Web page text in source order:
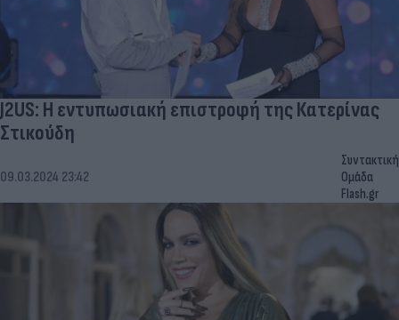
J2US: Η εντυπωσιακή επιστροφή της Κατερίνας
Στικούδη
09.03.2024 23:42
Συντακτική
Ομάδα
Flash.gr